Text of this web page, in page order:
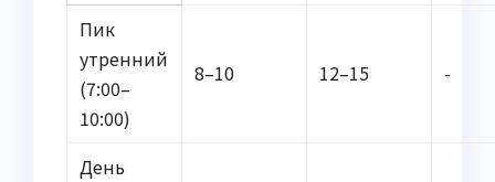
Пик
утренний
(7:00–
10:00)
8–10 12–15 -
День